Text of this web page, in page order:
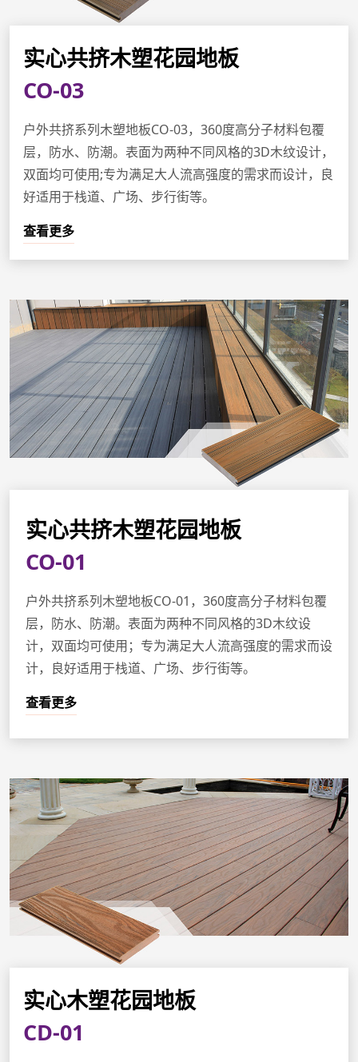
实心共挤木塑花园地板
CO-03
户外共挤系列木塑地板CO-03，360度高分子材料包覆
层，防水、防潮。表面为两种不同风格的3D木纹设计，
双面均可使用;专为满足大人流高强度的需求而设计，良
好适用于栈道、广场、步行街等。
查看更多
实心共挤木塑花园地板
CO-01
户外共挤系列木塑地板CO-01，360度高分子材料包覆
层，防水、防潮。表面为两种不同风格的3D木纹设
计，双面均可使用；专为满足大人流高强度的需求而设
计，良好适用于栈道、广场、步行街等。
查看更多
实心木塑花园地板
CD-01